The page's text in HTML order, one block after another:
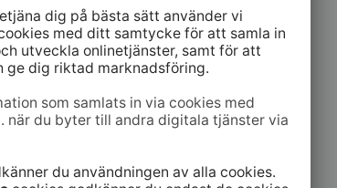
Kontrollera
webbankskoderna
Bli kund